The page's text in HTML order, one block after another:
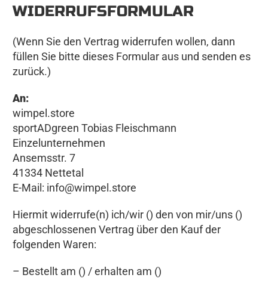
WIDERRUFSFORMULAR
(Wenn Sie den Vertrag widerrufen wollen, dann
füllen Sie bitte dieses Formular aus und senden es
zurück.)
An:
wimpel.store
sportADgreen Tobias Fleischmann
Einzelunternehmen
Ansemsstr. 7
41334 Nettetal
E-Mail: info@wimpel.store
Hiermit widerrufe(n) ich/wir () den von mir/uns ()
abgeschlossenen Vertrag über den Kauf der
folgenden Waren:
– Bestellt am () / erhalten am ()